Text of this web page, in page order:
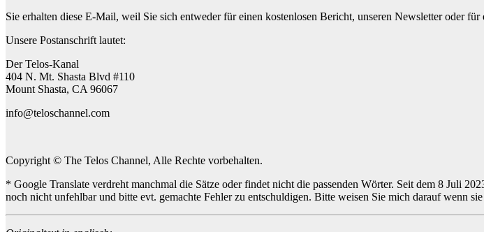
Sie erhalten diese E-Mail, weil Sie sich entweder für einen kostenlosen Bericht, unseren Newsletter oder für
Unsere Postanschrift lautet:
Der Telos-Kanal
404 N. Mt. Shasta Blvd #110
Mount Shasta, CA 96067
info@teloschannel.com
Copyright © The Telos Channel, Alle Rechte vorbehalten.
* Google Translate verdreht manchmal die Sätze oder findet nicht die passenden Wörter. Seit dem 8 Juli
noch nicht unfehlbar und bitte evt. gemachte Fehler zu entschuldigen. Bitte weisen Sie mich darauf wenn